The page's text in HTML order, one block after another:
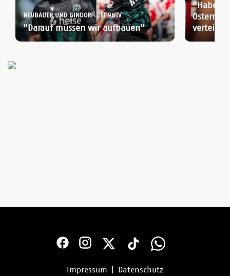
NEUBAUER UND GINDORF BEI 96TV:
"Darauf müssen wir aufbauen"
"Haben
Ostern
verteilt"
Impressum Datenschutz